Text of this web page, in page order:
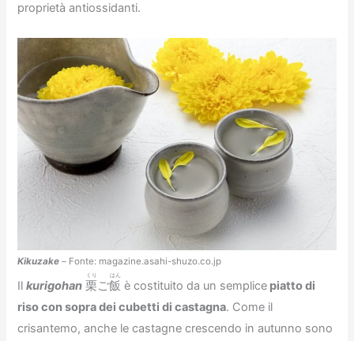
proprietà antiossidanti.
Kikuzake – Fonte: magazine.asahi-shuzo.co.jp
Ilkurigohan 栗
くり
ご飯
はん
è costituito da un semplice piatto di
riso con sopra dei cubetti di castagna. Come il
crisantemo, anche le castagne crescendo in autunno sono